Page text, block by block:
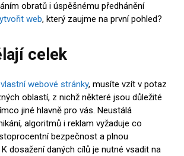
obratů i úspěšnému předhánění
web, který zaujme na první pohled?
celek
vlastní webové stránky, musíte vzít v potaz
oblastí, z nichž některé jsou důležité
jiné hlavně pro vás. Neustálá
algoritmů i reklam vyžaduje co
bezpečnost a plnou
dosažení daných cílů je nutné vsadit na